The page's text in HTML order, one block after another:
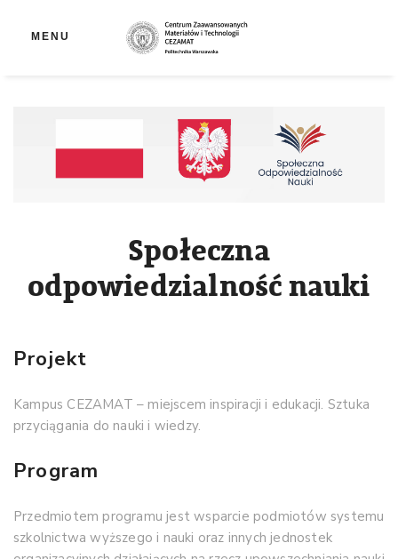
MENU
Społeczna
odpowiedzialność nauki
Projekt
Kampus CEZAMAT – miejscem inspiracji i edukacji. Sztuka
przyciągania do nauki i wiedzy.
Program
Przedmiotem programu jest wsparcie podmiotów systemu
szkolnictwa wyższego i nauki oraz innych jednostek